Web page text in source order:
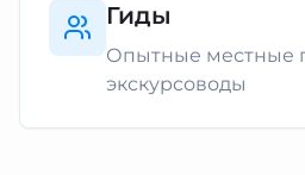
Гиды
Опытные местные
экскурсоводы